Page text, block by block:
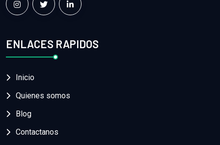
ENLACES RAPIDOS
Inicio
Quienes somos
Blog
Contactanos